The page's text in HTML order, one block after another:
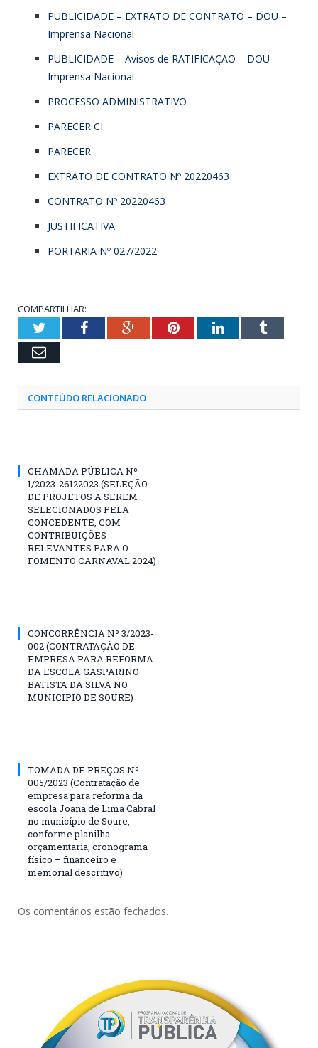
PUBLICIDADE – EXTRATO DE CONTRATO – DOU –
Imprensa Nacional
PUBLICIDADE – Avisos de RATIFICAÇAO – DOU –
Imprensa Nacional
PROCESSO ADMINISTRATIVO
PARECER CI
PARECER
EXTRATO DE CONTRATO Nº 20220463
CONTRATO Nº 20220463
JUSTIFICATIVA
PORTARIA Nº 027/2022
COMPARTILHAR:
TwitterFacebookGoogle+PinterestLinkedInTumblr
Email
CONTEÚDO RELACIONADO
CHAMADA PÚBLICA Nº
1/2023-26122023 (SELEÇÃO
DE PROJETOS A SEREM
SELECIONADOS PELA
CONCEDENTE, COM
CONTRIBUIÇÕES
RELEVANTES PARA O
FOMENTO CARNAVAL 2024)
CONCORRÊNCIA Nº 3/2023-
002 (CONTRATAÇÃO DE
EMPRESA PARA REFORMA
DA ESCOLA GASPARINO
BATISTA DA SILVA NO
MUNICIPIO DE SOURE)
TOMADA DE PREÇOS Nº
005/2023 (Contratação de
empresa para reforma da
escola Joana de Lima Cabral
no município de Soure,
conforme planilha
orçamentaria, cronograma
físico – financeiro e
memorial descritivo)
Os comentários estão fechados.